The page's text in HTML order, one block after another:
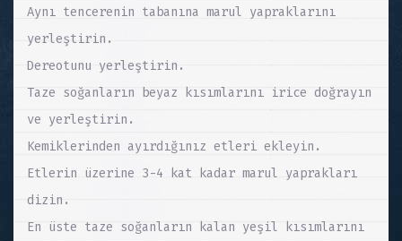
Aynı tencerenin tabanına marul yapraklarını
yerleştirin.
Dereotunu yerleştirin.
Taze soğanların beyaz kısımlarını irice doğrayın
ve yerleştirin.
Kemiklerinden ayırdığınız etleri ekleyin.
Etlerin üzerine 3-4 kat kadar marul yaprakları
dizin.
En üste taze soğanların kalan yeşil kısımlarını